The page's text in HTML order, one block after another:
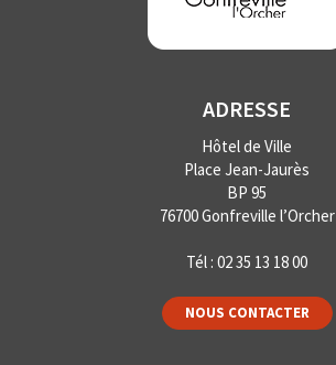
ADRESSE
Hôtel de Ville
Place Jean-Jaurès
BP 95
76700 Gonfreville l’Orcher
Tél : 02 35 13 18 00
NOUS CONTACTER